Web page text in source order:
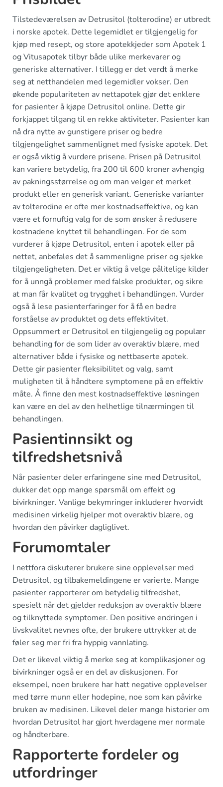
Tilstedeværelsen av Detrusitol (tolterodine) er utbredt
i norske apotek. Dette legemidlet er tilgjengelig for
kjøp med resept, og store apotekkjeder som Apotek 1
og Vitusapotek tilbyr både ulike merkevarer og
generiske alternativer. I tillegg er det verdt å merke
seg at netthandelen med legemidler vokser. Den
økende populariteten av nettapotek gjør det enklere
for pasienter å kjøpe Detrusitol online. Dette gir
forkjappet tilgang til en rekke aktiviteter. Pasienter kan
nå dra nytte av gunstigere priser og bedre
tilgjengelighet sammenlignet med fysiske apotek. Det
er også viktig å vurdere prisene. Prisen på Detrusitol
kan variere betydelig, fra 200 til 600 kroner avhengig
av pakningsstørrelse og om man velger et merket
produkt eller en generisk variant. Generiske varianter
av tolterodine er ofte mer kostnadseffektive, og kan
være et fornuftig valg for de som ønsker å redusere
kostnadene knyttet til behandlingen. For de som
vurderer å kjøpe Detrusitol, enten i apotek eller på
nettet, anbefales det å sammenligne priser og sjekke
tilgjengeligheten. Det er viktig å velge pålitelige kilder
for å unngå problemer med falske produkter, og sikre
at man får kvalitet og trygghet i behandlingen. Vurder
også å lese pasienterfaringer for å få en bedre
forståelse av produktet og dets effektivitet.
Oppsummert er Detrusitol en tilgjengelig og populær
behandling for de som lider av overaktiv blære, med
alternativer både i fysiske og nettbaserte apotek.
Dette gir pasienter fleksibilitet og valg, samt
muligheten til å håndtere symptomene på en effektiv
måte. Å finne den mest kostnadseffektive løsningen
kan være en del av den helhetlige tilnærmingen til
behandlingen.
Pasientinnsikt og
tilfredshetsnivå
Når pasienter deler erfaringene sine med Detrusitol,
dukker det opp mange spørsmål om effekt og
bivirkninger. Vanlige bekymringer inkluderer hvorvidt
medisinen virkelig hjelper mot overaktiv blære, og
hvordan den påvirker dagliglivet.
Forumomtaler
I nettfora diskuterer brukere sine opplevelser med
Detrusitol, og tilbakemeldingene er varierte. Mange
pasienter rapporterer om betydelig tilfredshet,
spesielt når det gjelder reduksjon av overaktiv blære
og tilknyttede symptomer. Den positive endringen i
livskvalitet nevnes ofte, der brukere uttrykker at de
føler seg mer fri fra hyppig vannlating.
Det er likevel viktig å merke seg at komplikasjoner og
bivirkninger også er en del av diskusjonen. For
eksempel, noen brukere har hatt negative opplevelser
med tørre munn eller hodepine, noe som kan påvirke
bruken av medisinen. Likevel deler mange historier om
hvordan Detrusitol har gjort hverdagene mer normale
og håndterbare.
Rapporterte fordeler og
utfordringer